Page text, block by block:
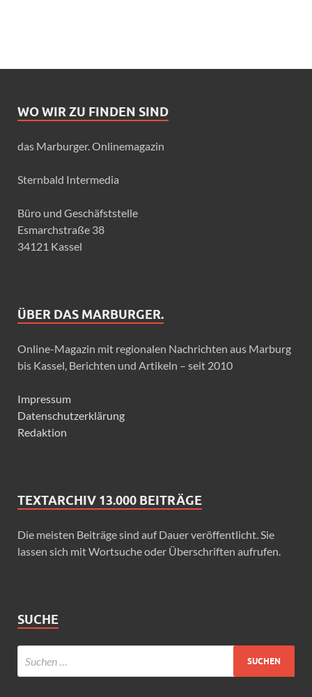
WO WIR ZU FINDEN SIND
das Marburger. Onlinemagazin
Sternbald Intermedia
Büro und Geschäfststelle
Esmarchstraße 38
34121 Kassel
ÜBER DAS MARBURGER.
Online-Magazin mit regionalen Nachrichten aus Marburg
bis Kassel, Berichten und Artikeln – seit 2010
Impressum
Datenschutzerklärung
Redaktion
TEXTARCHIV 13.000 BEITRÄGE
Die meisten Beiträge sind auf Dauer veröffentlicht. Sie
lassen sich mit Wortsuche oder Überschriften aufrufen.
SUCHE